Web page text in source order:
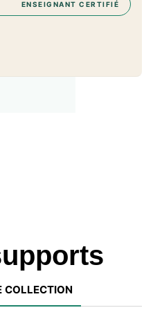
ENSEIGNANT CERTIFIÉ
COLLECTION